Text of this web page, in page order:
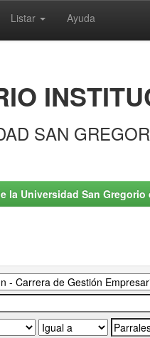
Listar Ayuda
SAN
la Universidad San Gregorio